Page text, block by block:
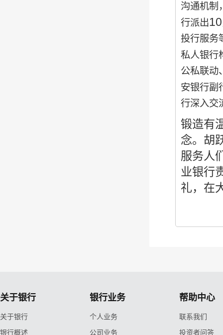
沟通机制
行派出10
投行服务
私人银行
公私联动
安银行副
行深入交
锻造有
念。胡
服务人
业银行
礼，在
关于银行
关于银行
银行概述
银行业务
个人业务
公司业务
帮助中心
联系我们
投资者问答